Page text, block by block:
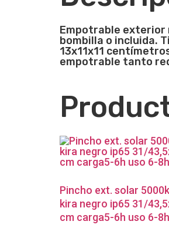
Empotrable exterior
bombilla o incluida.
13x11x11
empotrable tanto
Pincho ext. solar
kira negro ip65 31/
cm carga5-6h uso 6-8h